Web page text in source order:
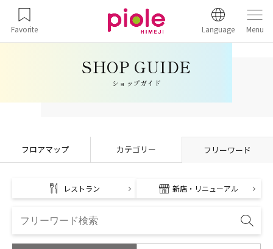
Favorite Language Menu
ショップガイド
フロアマップ カテゴリー フリーワード
レストラン 新店・リニューアル